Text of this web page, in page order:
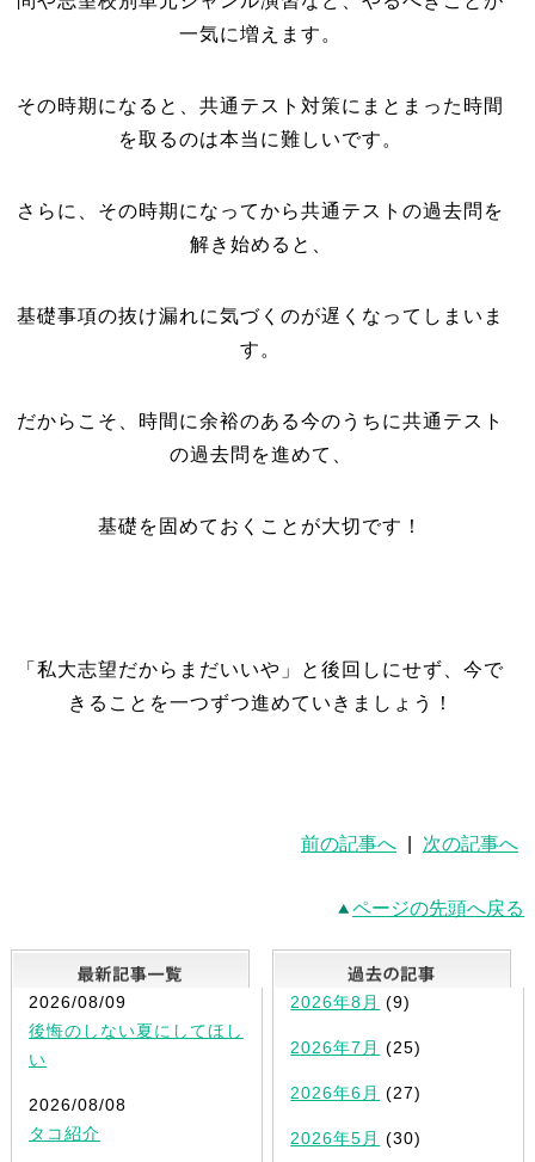
一気に増えます。
その時期になると、共通テスト対策にまとまった時間
を取るのは本当に難しいです。
さらに、その時期になってから共通テストの過去問を
解き始めると、
基礎事項の抜け漏れに気づくのが遅くなってしまいま
す。
だからこそ、時間に余裕のある今のうちに共通テスト
の過去問を進めて、
基礎を固めておくことが大切です！
「私大志望だからまだいいや」と後回しにせず、今で
きることを一つずつ進めていきましょう！
前の記事へ 次の記事へ
ページの先頭へ戻る
最新記事一覧
2026/08/09
後悔のしない夏にしてほし
い
2026/08/08
タコ紹介
2026年8月 (9)
2026年7月 (25)
2026年6月 (27)
2026年5月 (30)